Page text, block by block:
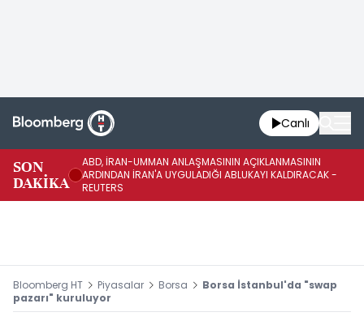
Canlı
SON
DAKİKA
ABD, İRAN-UMMAN ANLAŞMASININ AÇIKLANMASININ
ARDINDAN İRAN'A UYGULADIĞI ABLUKAYI KALDIRACAK -
REUTERS
Bloomberg HT Piyasalar Borsa
Borsa İstanbul'da "swap
pazarı" kuruluyor